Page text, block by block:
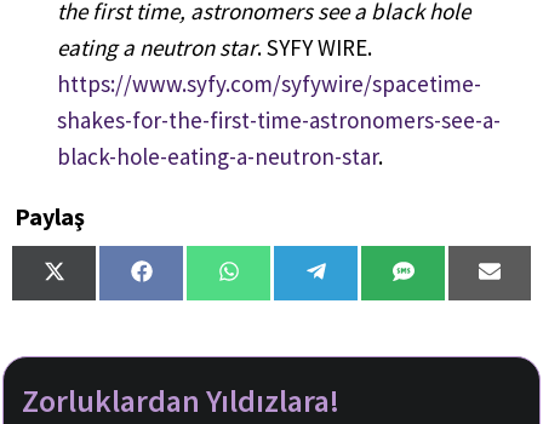
the first time, astronomers see a black hole
eating a neutron star. SYFY WIRE.
https://www.syfy.com/syfywire/spacetime-
shakes-for-the-first-time-astronomers-see-a-
black-hole-eating-a-neutron-star.
Paylaş
h
e
o
n
S
h
e
o
n
S
h
e
o
n
S
h
e
o
n
S
h
e
S
h
e
Zorluklardan Yıldızlara!